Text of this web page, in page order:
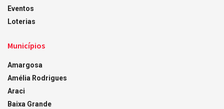
Eventos
Loterias
Municípios
Amargosa
Amélia Rodrigues
Araci
Baixa Grande